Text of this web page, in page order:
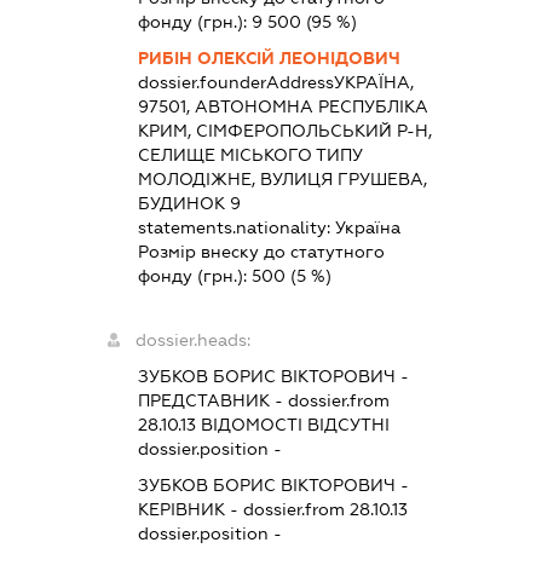
фонду (грн.): 9 500 (95 %)
РИБІН ОЛЕКСІЙ ЛЕОНІДОВИЧ
dossier.founderAddressУКРАЇНА,
97501, АВТОНОМНА РЕСПУБЛІКА
КРИМ, СІМФЕРОПОЛЬСЬКИЙ Р-Н,
СЕЛИЩЕ МІСЬКОГО ТИПУ
МОЛОДІЖНЕ, ВУЛИЦЯ ГРУШЕВА,
БУДИНОК 9
statements.nationality:Україна
Розмір внеску до статутного
фонду (грн.):500 (5 %)
dossier.heads:
ЗУБКОВ БОРИС ВІКТОРОВИЧ -
ПРЕДСТАВНИК - dossier.from
28.10.13 ВІДОМОСТІ ВІДСУТНІ
dossier.position -
ЗУБКОВ БОРИС ВІКТОРОВИЧ -
КЕРІВНИК - dossier.from 28.10.13
dossier.position -